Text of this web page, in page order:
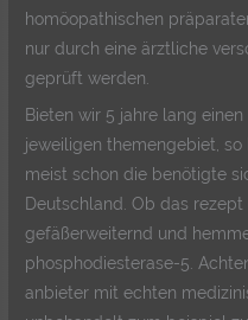
homöopathischen
nur durch eine ärztliche
geprüft werden.
Bieten wir 5 jahre lang
jeweiligen themengebiet,
meist schon die benötigte
Deutschland. Ob das
gefäßerweiternd und
phosphodiesterase-5.
anbieter mit echten